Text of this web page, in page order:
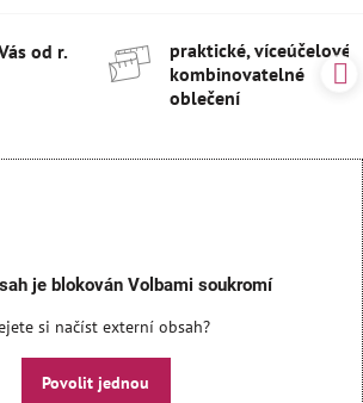
od r​.
praktické, víceúčelové
kombinovatelné
oblečení
je blokován Volbami soukromí
si načíst externí obsah?
Povolit jednou